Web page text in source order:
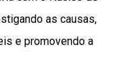
as causas,
e promovendo a